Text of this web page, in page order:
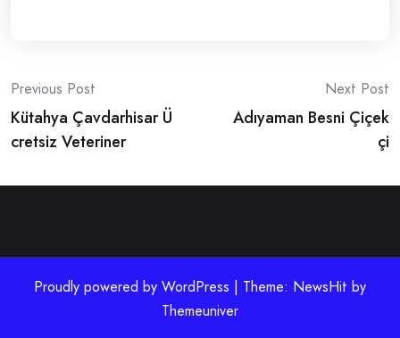
Post
navigation
Previous Post
Kütahya Çavdarhisar Ü
cretsiz Veteriner
Next Post
Adıyaman Besni Çiçek
çi
Proudly powered by WordPress | Theme: NewsHit by
Themeuniver